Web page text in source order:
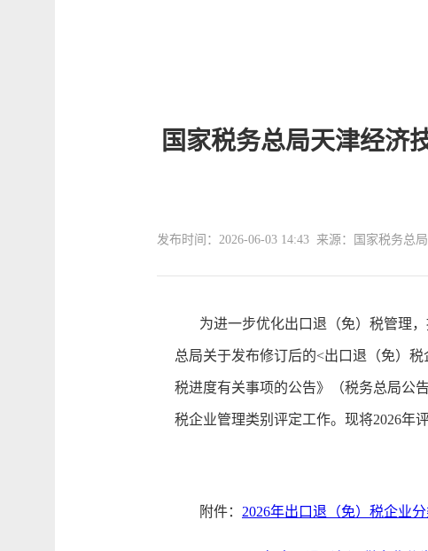
国家税务总局天津经济
发布时间：2026-06-03 14:43 来源：国家税务总
为进一步优化出口退（免）税管理，
总局关于发布修订后的<出口退（免）
税进度有关事项的公告》（税务总局公
税企业管理类别评定工作。现将2026年
附件： 2026年出口退（免）税企业